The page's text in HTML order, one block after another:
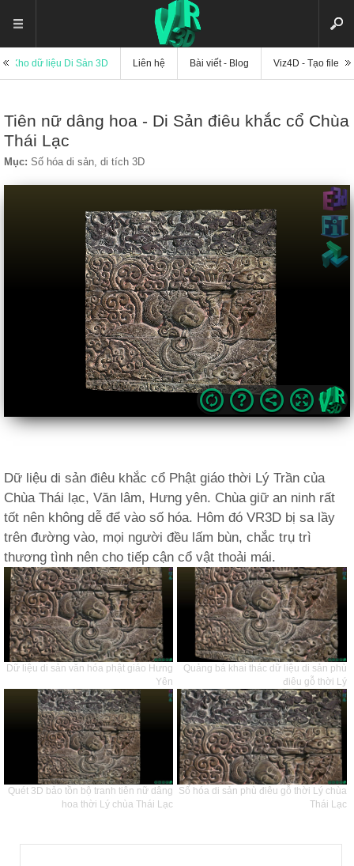
Kho dữ liệu Di Sản 3D Liên hệ Bài viết - Blog Viz4D - Tạo file
Tiên nữ dâng hoa - Di Sản điêu khắc cổ Chùa
Thái Lạc
Mục: Số hóa di sản, di tích 3D
Dữ liệu di sản điêu khắc cổ Phật giáo thời Lý Trần của
Chùa Thái lạc, Văn lâm, Hưng yên. Chùa giữ an ninh rất
tốt nên không dễ để vào số hóa. Hôm đó VR3D bị sa lầy
trên đường vào, mọi người đều lấm bùn, chắc trụ trì
thương tình nên cho tiếp cận cổ vật thoải mái.
Dữ liệu di sản văn hóa phật giáo Hưng
Yên
Quảng bá khai thác dữ liệu di sản phù
điêu gỗ thời Lý
Quét 3D bảo tồn bộ tranh tiên nữ dâng
hoa thời Lý chùa Thái Lạc
Số hóa di sản phù điêu gỗ thời Lý chùa
Thái Lạc